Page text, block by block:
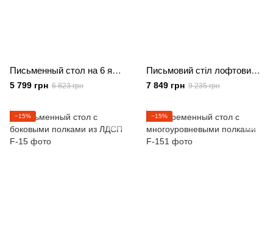
Письменный стол на 6 ящиков из ЛДСП
5 799 грн 6 823 грн
Письмовий стіл лофтовий з поличками із ЛДСП
7 849 грн 9 235 грн
−15% −15%